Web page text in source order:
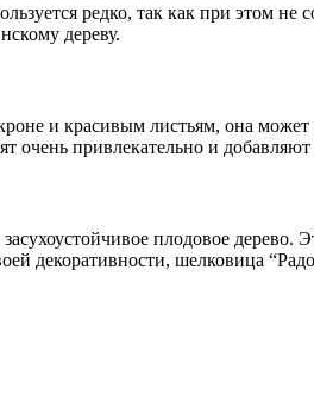
редко, так как при этом не
дереву.
и красивым листьям, она может
привлекательно и добавляют
плодовое дерево.
декоративности, шелковица